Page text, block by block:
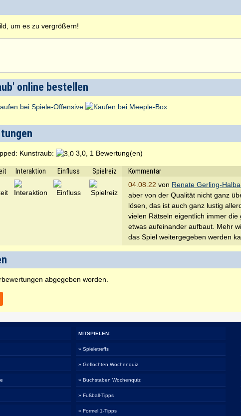
um es zu vergrößern!
online bestellen
Kunstraub: 3,0, 1 Bewertung(en)
Interaktion Einfluss Spielreiz
Kommentar
04.08.22 von Renate Gerling-
aber von der Qualität nicht ganz
lösen, das ist auch ganz lustig
vielen Rätseln eigentlich immer
etwas aufeinander aufbaut. Mehr
das Spiel weitergegeben werden
abgegeben worden.
MITSPIELEN:
» Spieletreffs
» Geflochten Wochenquiz
» Buchstaben Wochenquiz
» Fußball-Tipps
» Formel 1-Tipps